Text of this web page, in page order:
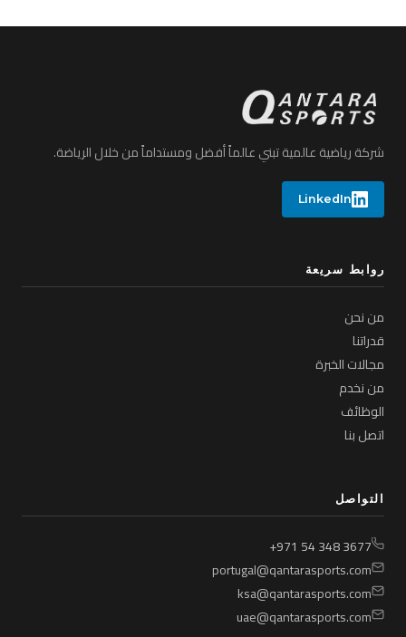
شركة رياضية عالمية تبني عالماً أفضل ومستداماً من خلال الرياضة.
LinkedIn
روابط سريعة
من نحن
قدراتنا
مجالات الخبرة
من نخدم
الوظائف
اتصل بنا
التواصل
+971 54 348 3677
portugal@qantarasports.com
ksa@qantarasports.com
uae@qantarasports.com